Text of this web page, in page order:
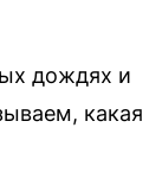
дождях и
какая